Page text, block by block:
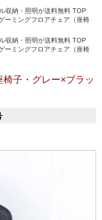
収納・照明が送料無料 TOP
ーミングフロアチェア（座椅
収納・照明が送料無料 TOP
ーミングフロアチェア（座椅
子・グレー×ブラッ